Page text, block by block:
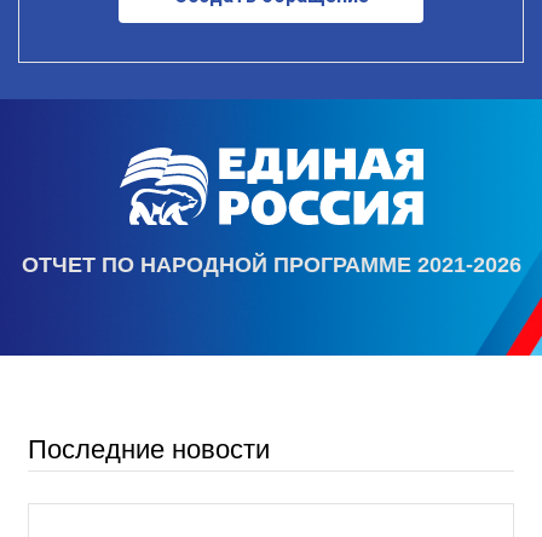
ОТЧЕТ ПО НАРОДНОЙ ПРОГРАММЕ 2021-2026
Последние новости